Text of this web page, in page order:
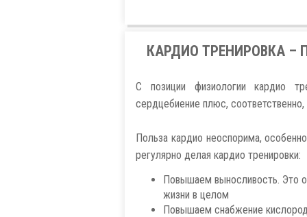
КАРДИО ТРЕНИРОВКА –
С позиции физиологии кардио
сердцебиение плюс,
Польза кардио неоспорима,
регулярно делая кардио тренировки:
Повышаем выносливость. Это
жизни в целом
Повышаем снабжение